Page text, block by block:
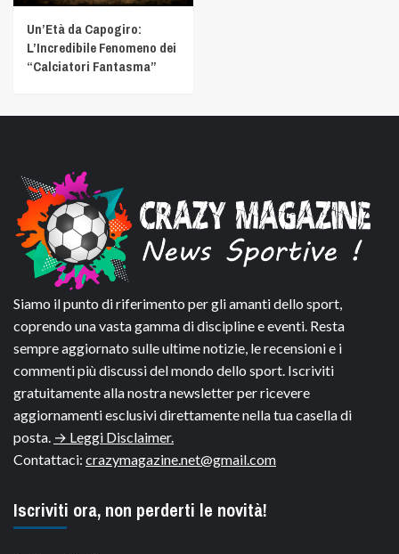
Un’Età da Capogiro:
L’Incredibile Fenomeno dei
“Calciatori Fantasma”
Siamo il punto di riferimento per gli amanti dello sport,
coprendo una vasta gamma di discipline e eventi. Resta
sempre aggiornato sulle ultime notizie, le recensioni e i
commenti più discussi del mondo dello sport. Iscriviti
gratuitamente alla nostra newsletter per ricevere
aggiornamenti esclusivi direttamente nella tua casella di
posta. → Leggi Disclaimer.
Contattaci: crazymagazine.net@gmail.com
Iscriviti ora, non perderti le novità!